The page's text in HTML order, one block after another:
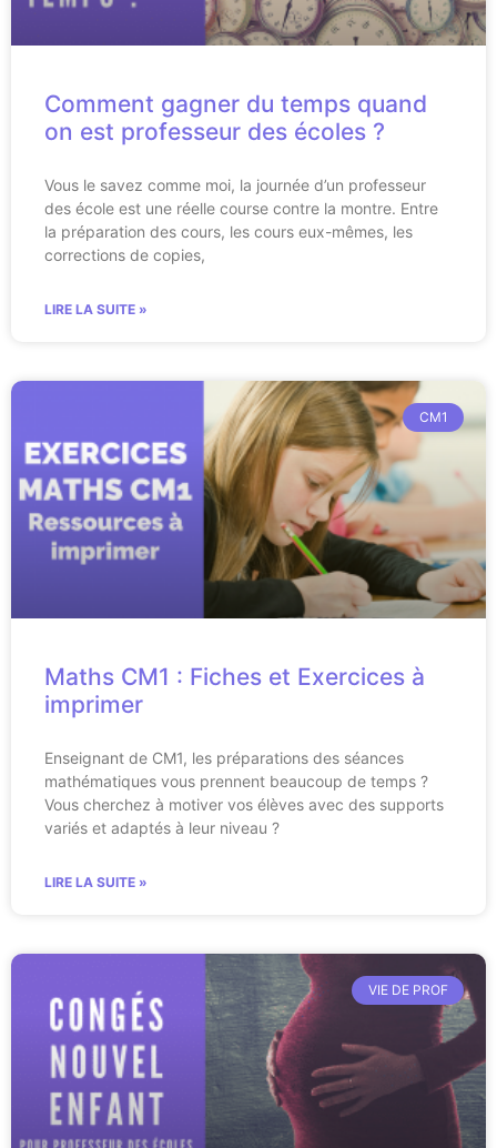
Comment gagner du temps quand
on est professeur des écoles ?
Vous le savez comme moi, la journée d’un professeur
des école est une réelle course contre la montre. Entre
la préparation des cours, les cours eux-mêmes, les
corrections de copies,
LIRE LA SUITE »
CM1
Maths CM1 : Fiches et Exercices à
imprimer
Enseignant de CM1, les préparations des séances
mathématiques vous prennent beaucoup de temps ?
Vous cherchez à motiver vos élèves avec des supports
variés et adaptés à leur niveau ?
LIRE LA SUITE »
VIE DE PROF